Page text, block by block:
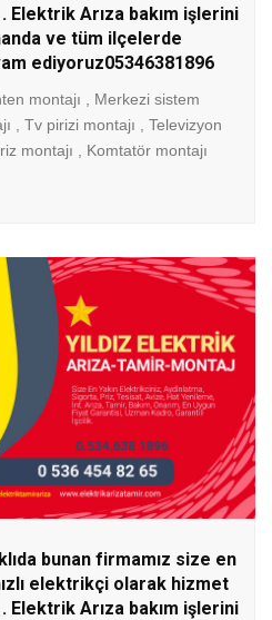
Arıza bakım işlerini
ve tüm ilçelerde
ediyoruz05346381896
montajı , Merkezi sistem
, Tv pirizi montajı , Televizyon
montajı , Komtatör montajı
bunan firmamız size en
elektrikçi olarak hizmet
Arıza bakım işlerini